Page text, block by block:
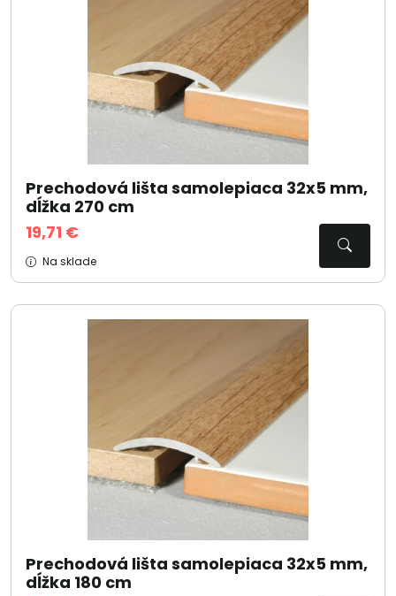
Prechodová lišta samolepiaca 32x5 mm,
dĺžka 270 cm
19,71 €
Na sklade
Prechodová lišta samolepiaca 32x5 mm,
dĺžka 180 cm